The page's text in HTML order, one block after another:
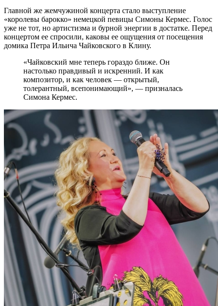
Главной же жемчужиной концерта стало выступление
«королевы барокко» немецкой певицы Симоны Кермес. Голос
уже не тот, но артистизма и бурной энергии в достатке. Перед
концертом ее спросили, каковы ее ощущения от посещения
домика Петра Ильича Чайковского в Клину.
«Чайковский мне теперь гораздо ближе. Он
настолько правдивый и искренний. И как
композитор, и как человек — открытый,
толерантный, всепонимающий», — призналась
Симона Кермес.